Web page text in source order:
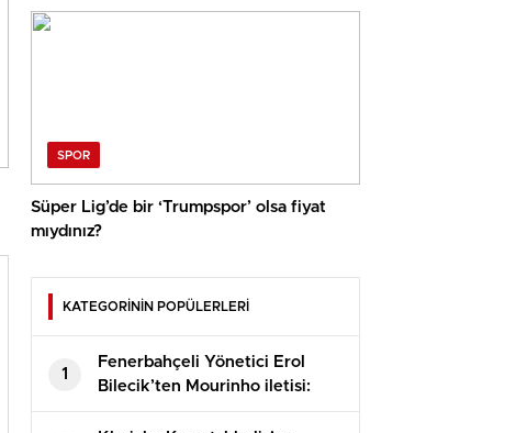
SPOR
Süper Lig’de bir ‘Trumpspor’ olsa fiyat
mıydınız?
KATEGORİNİN POPÜLERLERİ
1
Fenerbahçeli Yönetici Erol
Bilecik’ten Mourinho iletisi:
Bayraklarınızı hazırlayın